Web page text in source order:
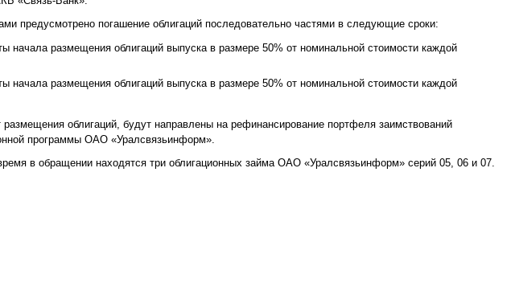
предусмотрено погашение облигаций последовательно частями в следующие сроки:
начала размещения облигаций выпуска в размере 50% от номинальной стоимости каждой
начала размещения облигаций выпуска в размере 50% от номинальной стоимости каждой
облигаций, будут направлены на рефинансирование портфеля заимствований
программы ОАО «Уралсвязьинформ».
в обращении находятся три облигационных займа ОАО «Уралсвязьинформ» серий 05, 06 и 07.